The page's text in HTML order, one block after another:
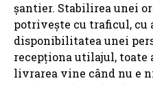
șantier. Stabilirea unei
potrivește cu traficul, cu
disponibilitatea unei
recepționa utilajul, toate
livrarea vine când nu e